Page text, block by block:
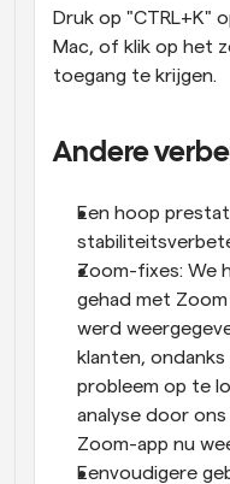
Druk op "CTRL+K"
Mac, of klik op het
toegang te krijgen.
Andere
Een hoop
Zoom-fixes: We
gehad met Zoom
werd
klanten,
probleem op te
analyse door
Zoom-app nu
Eenvoudigere